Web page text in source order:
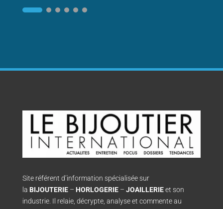
Site référent d’information spécialisée sur
la BIJOUTERIE– HORLOGERIE– JOAILLERIEet son
industrie. Il relaie, décrypte, analyse et commente au